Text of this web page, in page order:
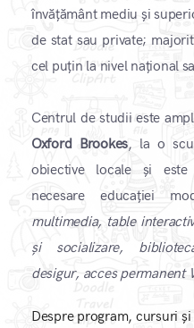
învățământ mediu și
de stat sau private;
cel puțin la nivel național
Centrul de studii este
Oxford Brookes, la o
obiective locale și
necesare educației
multimedia, table
și socializare,
desigur, acces permanent
Despre program, cursuri și